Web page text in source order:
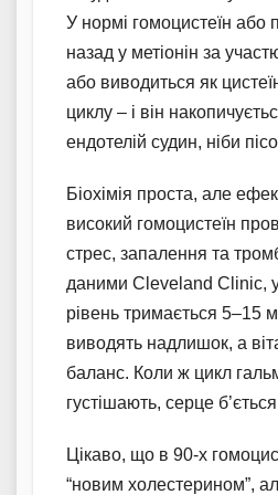
У нормі гомоцистеїн або
назад у метіонін за
або виводиться як
циклу – і він
ендотелій судин, ніби
Біохімія проста, але
високий гомоцистеїн
стрес, запалення та
даними Cleveland Clinic,
рівень тримається 5–15
виводять надлишок, а
баланс. Коли ж цикл
густішають, серце
Цікаво, що в 90-х
“новим холестерином”,